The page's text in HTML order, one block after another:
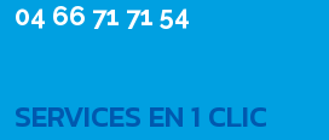
04 66 71 71 54
SERVICES EN 1 CLIC